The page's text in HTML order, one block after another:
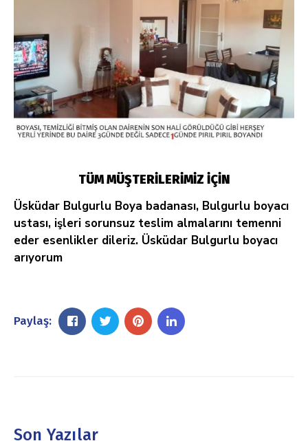
TÜM MÜŞTERİLERİMİZ İÇİN
Üsküdar Bulgurlu Boya badanası, Bulgurlu boyacı
ustası, işleri sorunsuz teslim almalarını temenni
eder esenlikler dileriz. Üsküdar Bulgurlu boyacı
arıyorum
Paylaş:
Son Yazılar